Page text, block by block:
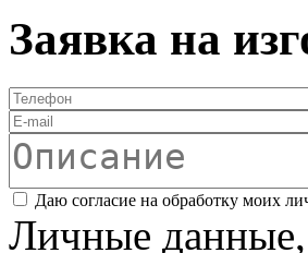
Заявка на
Телефон
E-mail
Описание
Соглашение*
Даю согласие на обработку моих
Личные данные,